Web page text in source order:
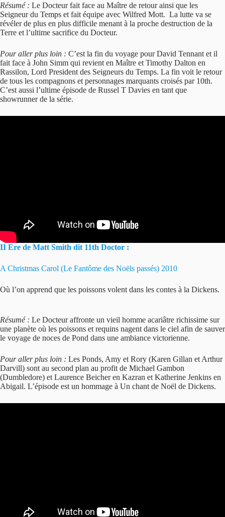
Résumé : Le Docteur fait face au Maître de retour ainsi que les
Seigneur du Temps et fait équipe avec Wilfred Mott. La lutte va se
révéler de plus en plus difficile menant à la proche destruction de la
Terre et l’ultime sacrifice du Docteur.
Pour aller plus loin : C’est la fin du voyage pour David Tennant et il
fait face à John Simm qui revient en Maître et Timothy Dalton en
Rassilon, Lord President des Seigneurs du Temps. La fin voit le retour
de tous les compagnons et personnages marquants croisés par 10th.
C’est aussi l’ultime épisode de Russel T Davies en tant que
showrunner de la série.
II Ere de Matt Smith dit 11th Doctor :
A Christmas Carol (Le Fantôme des Noëls passés) 2010
Où l’on apprend que les poissons volent dans les contes à la Dickens.
Résumé : Le Docteur affronte un vieil homme acariâtre richissime sur
une planète où les poissons et requins nagent dans le ciel afin de sauver
le voyage de noces de Pond dans une ambiance victorienne.
Pour aller plus loin : Les Ponds, Amy et Rory (Karen Gillan et Arthur
Darvill) sont au second plan au profit de Michael Gambon
(Dumbledore) et Laurence Beicher en Kazran et Katherine Jenkins en
Abigail. L’épisode est un hommage à Un chant de Noël de Dickens.